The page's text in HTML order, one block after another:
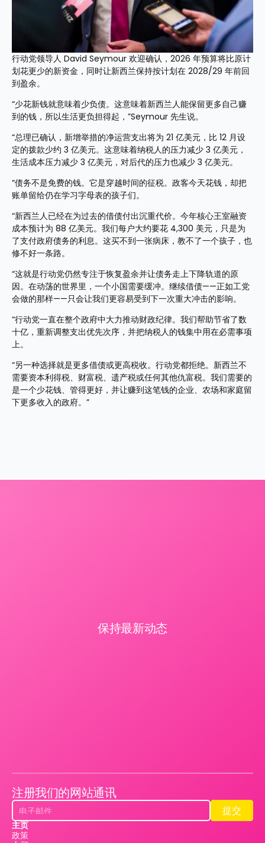
行动党领导人 David Seymour 欢迎确认，2026 年预算将比原计
划花更少的新资金，同时让新西兰保持按计划在 2028/29 年前回
到盈余。
“少花新钱就意味着少负债。这意味着新西兰人能保留更多自己赚
到的钱，所以生活更负担得起，”Seymour 先生说。
“总理已确认，新增举措的净运营支出将为 21 亿美元，比 12 月设
定的拨款少约 3 亿美元。这意味着纳税人的压力减少 3 亿美元，
生活成本压力减少 3 亿美元，对后代的压力也减少 3 亿美元。
“债务不是免费的钱。它是穿越时间的征税。政客今天花钱，却把
账单留给仍在学习字母表的孩子们。
“新西兰人已经在为过去的借债付出沉重代价。今年核心王室融资
成本预计为 88 亿美元。我们每户大约要花 4,300 美元，只是为
了支付政府债务的利息。这买不到一张病床，教不了一个孩子，也
修不好一条路。
“这就是行动党仍然专注于恢复盈余并让债务走上下降轨道的原
因。在动荡的世界里，一个小国需要缓冲。继续借债——正如工党
会做的那样——只会让我们更容易受到下一次重大冲击的影响。
“行动党一直在整个政府中大力推动财政纪律。我们帮助节省了数
十亿，重新调整支出优先次序，并把纳税人的钱集中用在必需事项
上。
“另一种选择就是更多借债或更高税收。行动党都拒绝。新西兰不
需要资本利得税、财富税、遗产税或任何其他仇富税。我们需要的
是一个少花钱、管得更好，并让赚到这笔钱的企业、农场和家庭留
下更多收入的政府。”
保持最新动态
注册我们的网站通讯
提交
提交
主页
政策